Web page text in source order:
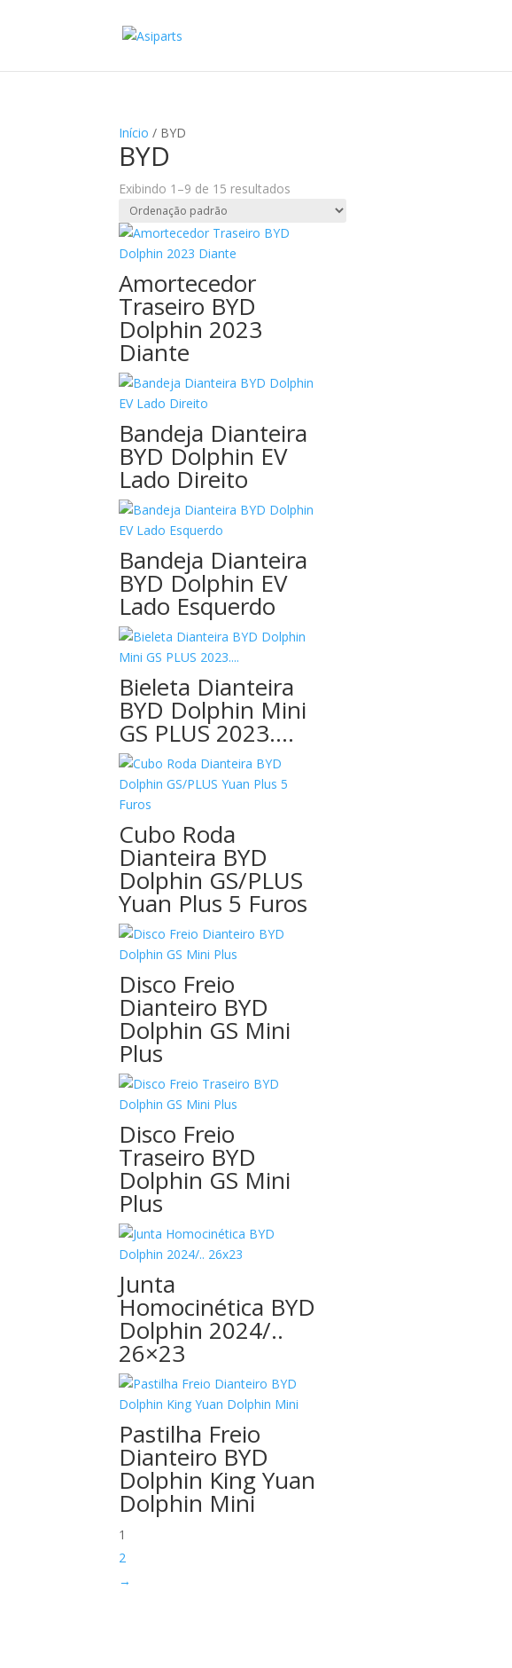
Início / BYD
BYD
Exibindo 1–9 de 15 resultados
Amortecedor
Traseiro BYD
Dolphin 2023
Diante
Bandeja Dianteira
BYD Dolphin EV
Lado Direito
Bandeja Dianteira
BYD Dolphin EV
Lado Esquerdo
Bieleta Dianteira
BYD Dolphin Mini
GS PLUS 2023….
Cubo Roda
Dianteira BYD
Dolphin GS/PLUS
Yuan Plus 5 Furos
Disco Freio
Dianteiro BYD
Dolphin GS Mini
Plus
Disco Freio
Traseiro BYD
Dolphin GS Mini
Plus
Junta
Homocinética BYD
Dolphin 2024/..
26×23
Pastilha Freio
Dianteiro BYD
Dolphin King Yuan
Dolphin Mini
1
2
→